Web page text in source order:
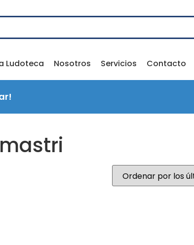
Ludoteca Nosotros Servicios Contacto